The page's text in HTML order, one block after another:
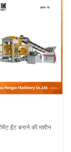
ईंट बनाने की मशीन